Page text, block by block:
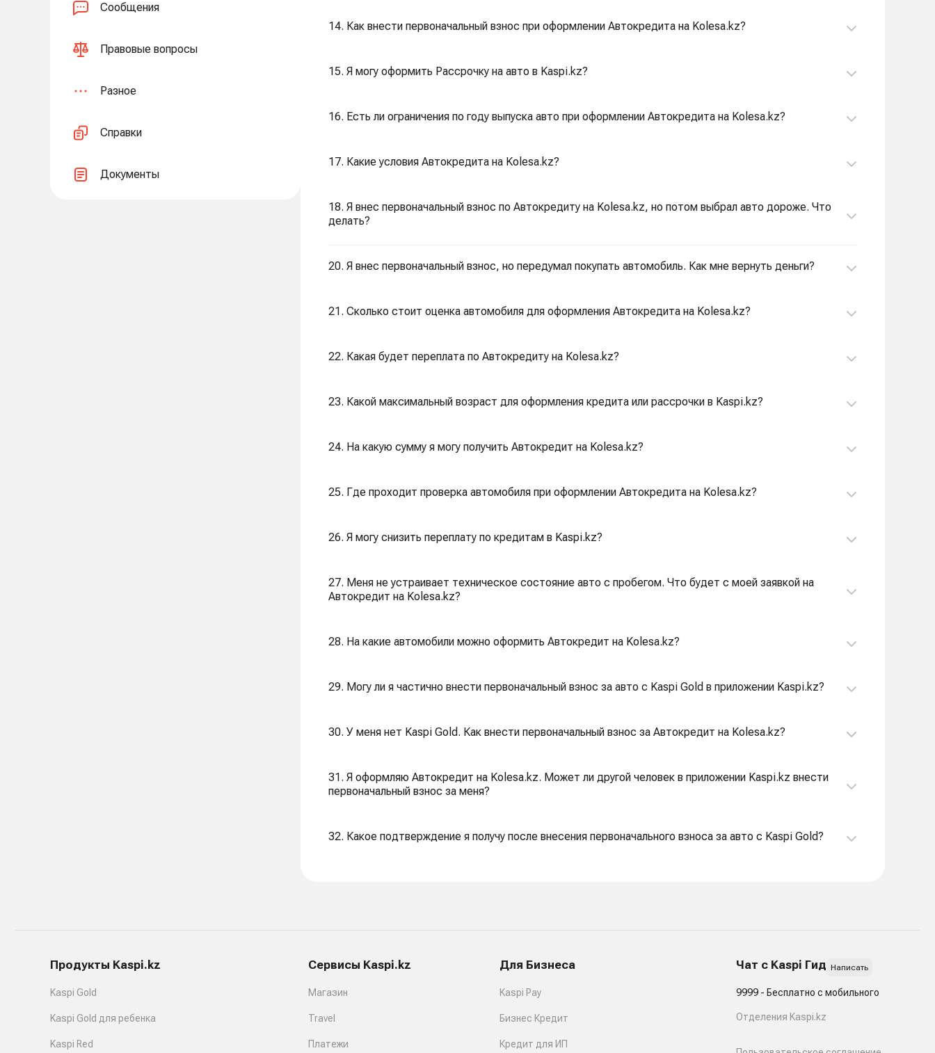
Сообщения
Правовые вопросы
Разное
Справки
Документы
14. Как внести первоначальный взнос при оформлении Автокредита на Kolesa.kz?
15. Я могу оформить Рассрочку на авто в Kaspi.kz?
16. Есть ли ограничения по году выпуска авто при оформлении Автокредита на Kolesa.kz?
17. Какие условия Автокредита на Kolesa.kz?
18. Я внес первоначальный взнос по Автокредиту на Kolesa.kz, но потом выбрал авто дороже. Что
делать?
20. Я внес первоначальный взнос, но передумал покупать автомобиль. Как мне вернуть деньги?
21. Сколько стоит оценка автомобиля для оформления Автокредита на Kolesa.kz?
22. Какая будет переплата по Автокредиту на Kolesa.kz?
23. Какой максимальный возраст для оформления кредита или рассрочки в Kaspi.kz?
24. На какую сумму я могу получить Автокредит на Kolesa.kz?
25. Где проходит проверка автомобиля при оформлении Автокредита на Kolesa.kz?
26. Я могу снизить переплату по кредитам в Kaspi.kz?
27. Меня не устраивает техническое состояние авто с пробегом. Что будет с моей заявкой на
Автокредит на Kolesa.kz?
28. На какие автомобили можно оформить Автокредит на Kolesa.kz?
29. Могу ли я частично внести первоначальный взнос за авто с Kaspi Gold в приложении Kaspi.kz?
30. У меня нет Kaspi Gold. Как внести первоначальный взнос за Автокредит на Kolesa.kz?
31. Я оформляю Автокредит на Kolesa.kz. Может ли другой человек в приложении Kaspi.kz внести
первоначальный взнос за меня?
32. Какое подтверждение я получу после внесения первоначального взноса за авто с Kaspi Gold?
Продукты Kaspi.kz
Kaspi Gold
Kaspi Gold для ребенка
Kaspi Red
Сервисы Kaspi.kz
Магазин
Travel
Платежи
Для Бизнеса
Kaspi Pay
Бизнес Кредит
Кредит для ИП
Чат с Kaspi Гид Написать
9999 - Бесплатно с мобильного
Отделения Kaspi.kz